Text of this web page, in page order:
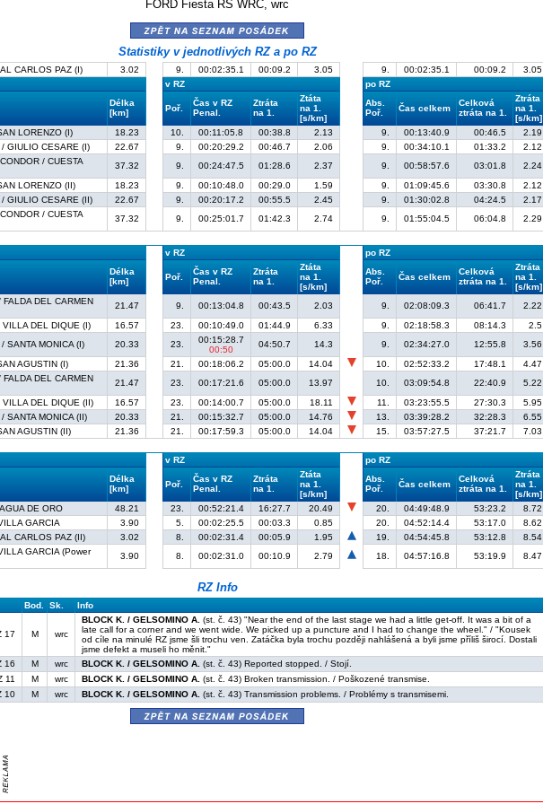
FORD Fiesta RS WRC, wrc
zpět na seznam posádek
Statistiky v jednotlivých RZ a po RZ
CARLOS PAZ (I) 3.02 9. 00:02:35.1 00:09.2 3.05 9. 00:02:35.1 00:09.2
3.05
v RZ po RZ
Délka
[km]
Poř.
Čas v RZ
Penal.
Ztráta
na 1.
Ztáta
na 1.
[s/km]
Abs.
Poř.
Čas celkem
Celková
ztráta na 1.
Ztráta
na 1.
[s/km]
LORENZO (I) 18.23 10. 00:11:05.8 00:38.8 2.13 9. 00:13:40.9 00:46.5
2.19
/ GIULIO CESARE (I) 22.67 9. 00:20:29.2 00:46.7 2.06 9. 00:34:10.1 01:33.2
2.12
/ CUESTA
37.32 9. 00:24:47.5 01:28.6 2.37 9. 00:58:57.6 03:01.8
2.24
LORENZO (II) 18.23 9. 00:10:48.0 00:29.0 1.59 9. 01:09:45.6 03:30.8
2.12
/ GIULIO CESARE (II) 22.67 9. 00:20:17.2 00:55.5 2.45 9. 01:30:02.8 04:24.5
2.17
/ CUESTA
37.32 9. 00:25:01.7 01:42.3 2.74 9. 01:55:04.5 06:04.8 2.29
v RZ po RZ
Délka
[km]
Poř.
Čas v RZ
Penal.
Ztráta
na 1.
Ztáta
na 1.
[s/km]
Abs.
Poř.
Čas celkem
Celková
ztráta na 1.
Ztráta
na 1.
[s/km]
DEL CARMEN
21.47 9. 00:13:04.8 00:43.5 2.03 9. 02:08:09.3 06:41.7
2.22
DEL DIQUE (I) 16.57 23. 00:10:49.0 01:44.9 6.33 9. 02:18:58.3 08:14.3
2.5
SANTA MONICA (I) 20.33 23.
00:15:28.7
00:50
04:50.7 14.3 9. 02:34:27.0 12:55.8
3.56
AGUSTIN (I) 21.36 21. 00:18:06.2 05:00.0 14.04 10. 02:52:33.2 17:48.1
4.47
DEL CARMEN
21.47 23. 00:17:21.6 05:00.0 13.97 10. 03:09:54.8 22:40.9
5.22
DEL DIQUE (II) 16.57 23. 00:14:00.7 05:00.0 18.11 11. 03:23:55.5 27:30.3
5.95
SANTA MONICA (II) 20.33 21. 00:15:32.7 05:00.0 14.76 13. 03:39:28.2 32:28.3
6.55
AGUSTIN (II) 21.36 21. 00:17:59.3 05:00.0 14.04 15. 03:57:27.5 37:21.7 7.03
v RZ po RZ
Délka
[km]
Poř.
Čas v RZ
Penal.
Ztráta
na 1.
Ztáta
na 1.
[s/km]
Abs.
Poř.
Čas celkem
Celková
ztráta na 1.
Ztráta
na 1.
[s/km]
DE ORO 48.21 23. 00:52:21.4 16:27.7 20.49 20. 04:49:48.9 53:23.2
8.72
GARCIA 3.90 5. 00:02:25.5 00:03.3 0.85 20. 04:52:14.4 53:17.0
8.62
CARLOS PAZ (II) 3.02 8. 00:02:31.4 00:05.9 1.95 19. 04:54:45.8 53:12.8
8.54
GARCIA (Power
3.90 8. 00:02:31.0 00:10.9 2.79 18. 04:57:16.8 53:19.9 8.47
RZ Info
Bod. Sk. Info
17 M wrc
BLOCK K. / GELSOMINO A. (st. č. 43) "Near the end of the last stage we had a little get-off. It was a bit of a
late call for a corner and we went wide. We picked up a puncture and I had to change the wheel." / "Kousek
od cíle na minulé RZ jsme šli trochu ven. Zatáčka byla trochu později nahlášená a byli jsme příliš širocí. Dostali
jsme defekt a museli ho měnit."
16 M wrc BLOCK K. / GELSOMINO A. (st. č. 43) Reported stopped. / Stojí.
11 M wrc BLOCK K. / GELSOMINO A. (st. č. 43) Broken transmission. / Poškozené transmise.
10 M wrc BLOCK K. / GELSOMINO A. (st. č. 43) Transmission problems. / Problémy s transmisemi.
zpět na seznam posádek